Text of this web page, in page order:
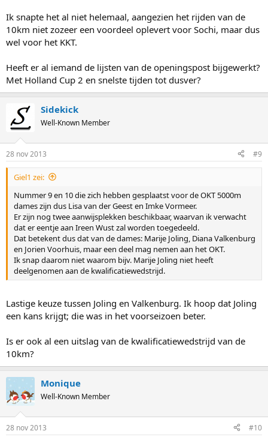
Ik snapte het al niet helemaal, aangezien het rijden van de
10km niet zozeer een voordeel oplevert voor Sochi, maar dus
wel voor het KKT.
Heeft er al iemand de lijsten van de openingspost bijgewerkt?
Met Holland Cup 2 en snelste tijden tot dusver?
Sidekick
Well-Known Member
28 nov 2013 #9
Giel1 zei:
Nummer 9 en 10 die zich hebben gesplaatst voor de OKT 5000m
dames zijn dus Lisa van der Geest en Imke Vormeer.
Er zijn nog twee aanwijsplekken beschikbaar, waarvan ik verwacht
dat er eentje aan Ireen Wust zal worden toegedeeld.
Dat betekent dus dat van de dames: Marije Joling, Diana Valkenburg
en Jorien Voorhuis, maar een deel mag nemen aan het OKT.
Ik snap daarom niet waarom bijv. Marije Joling niet heeft
deelgenomen aan de kwalificatiewedstrijd.
Lastige keuze tussen Joling en Valkenburg. Ik hoop dat Joling
een kans krijgt; die was in het voorseizoen beter.
Is er ook al een uitslag van de kwalificatiewedstrijd van de
10km?
Monique
Well-Known Member
28 nov 2013 #10